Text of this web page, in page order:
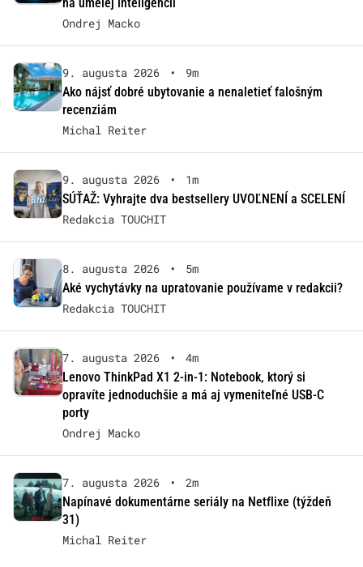
na umelej inteligencii
Ondrej Macko
9. augusta 2026 •
9m
Ako nájsť dobré ubytovanie a nenaletieť falošným
recenziám
Michal Reiter
9. augusta 2026 •
1m
SÚŤAŽ: Vyhrajte dva bestsellery UVOĽNENÍ a SCELENÍ
Redakcia TOUCHIT
8. augusta 2026 •
5m
Aké vychytávky na upratovanie používame v redakcii?
Redakcia TOUCHIT
7. augusta 2026 •
4m
Lenovo ThinkPad X1 2-in-1: Notebook, ktorý si
opravíte jednoduchšie a má aj vymeniteľné USB-C
porty
Ondrej Macko
7. augusta 2026 •
2m
Napínavé dokumentárne seriály na Netflixe (týždeň
31)
Michal Reiter